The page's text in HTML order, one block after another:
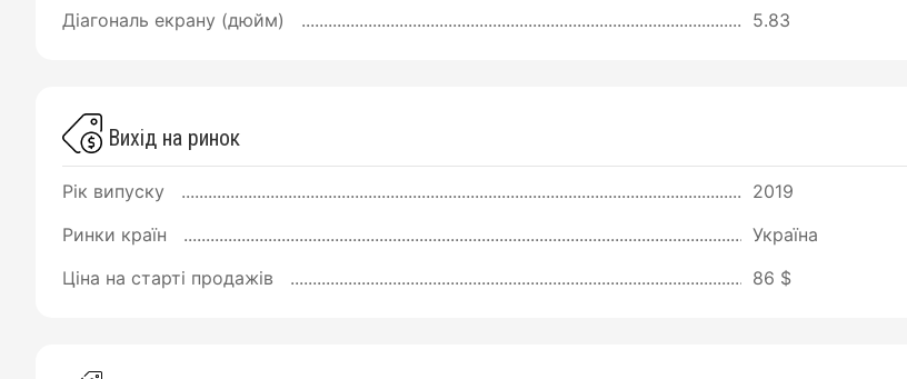
Діагональ екрану (дюйм) 5.83
Вихід на ринок
Рік випуску
2019
Ринки країн
Україна
Ціна на старті продажів
86 $